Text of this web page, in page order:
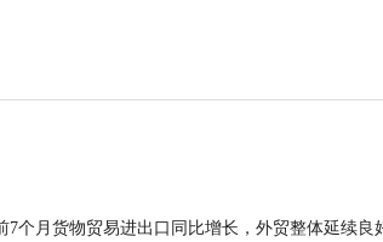
7个月货物贸易进出口同比增长，外贸整体延续良